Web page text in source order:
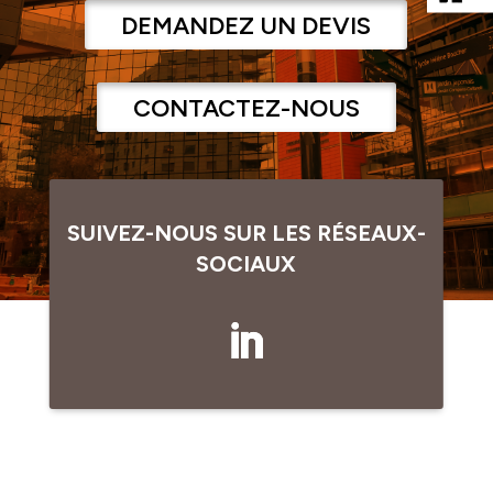
DEMANDEZ UN DEVIS
CONTACTEZ-NOUS
SUIVEZ-NOUS SUR LES RÉSEAUX-
SOCIAUX